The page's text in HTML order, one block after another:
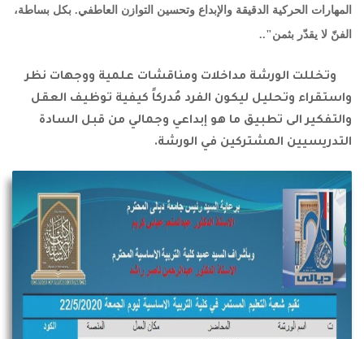
المهارات الحركية الدقيقة والإبداع وتحسين التوازن العاطفي. بكل بساطة،
الفنّ لا يقدّر بثمن .."
وتخللت الورشة مداخلات ومناقشات علمية ووجهات نظر
واستقراء وتحليل ليكون الفرد مُدركاً كيفية توظيف العقل
والتفكير الى تطبيق ما هو إبداعي وجمالي من قبل السادة
التدريسيين المشتركين في الورشة.